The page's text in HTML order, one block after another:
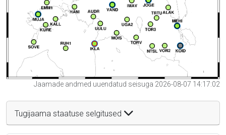
Jaamade andmed uuendatud seisuga 2026-08-07 14:17:02
Tugijaama staatuse selgitused